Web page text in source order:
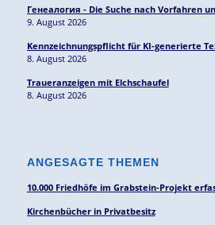
Генеалогия - Die Suche nach Vorfahren
9. August 2026
Kennzeichnungspflicht für KI-generierte
8. August 2026
Traueranzeigen mit Elchschaufel
8. August 2026
ANGESAGTE THEMEN
10.000 Friedhöfe im Grabstein-Projekt
Kirchenbücher in Privatbesitz